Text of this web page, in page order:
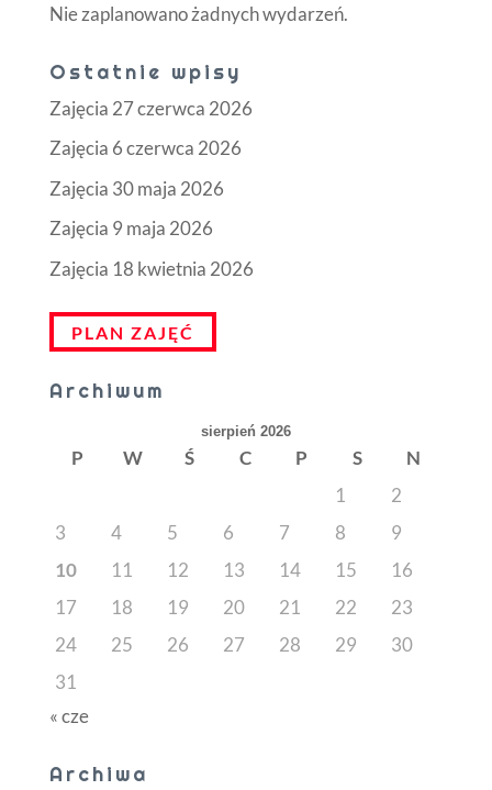
Nie zaplanowano żadnych wydarzeń.
Ostatnie wpisy
Zajęcia 27 czerwca 2026
Zajęcia 6 czerwca 2026
Zajęcia 30 maja 2026
Zajęcia 9 maja 2026
Zajęcia 18 kwietnia 2026
PLAN ZAJĘĆ
Archiwum
sierpień 2026
P W Ś C P S
N
1
2
3
4 5 6 7 8
9
10
11 12 13 14 15
16
17
18 19 20 21 22
23
24
25 26 27 28 29
30
31
« cze
Archiwa